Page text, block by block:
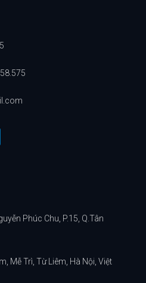
Phúc Chu, P.15, Q.Tân
Mễ Trì, Từ Liêm, Hà Nội, Việt